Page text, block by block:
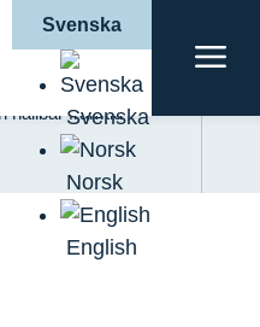
Svenska
Svenska
Norsk
English
tillväxt
hållbar framtid